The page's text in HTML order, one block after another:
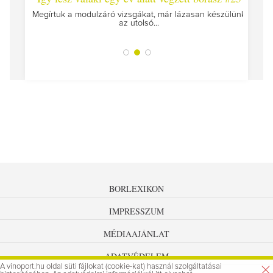
Megírtuk a modulzáró vizsgákat, már lázasan készülünk
az utolsó...
BORLEXIKON
IMPRESSZUM
MÉDIAAJÁNLAT
ADATVÉDELEM
A vinoport.hu oldal süti fájlokat (cookie-kat) használ szolgáltatásai